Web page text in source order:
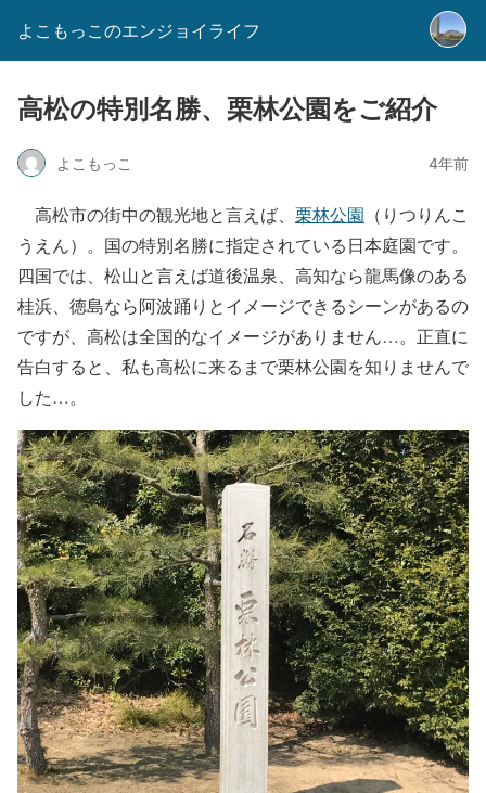
よこもっこのエンジョイライフ
高松の特別名勝、栗林公園をご紹介
よこもっこ 4年前
高松市の街中の観光地と言えば、 栗林公園 （りつりんこ
うえん）。国の特別名勝に指定されている日本庭園です。
四国では、松山と言えば道後温泉、高知なら龍馬像のある
桂浜、徳島なら阿波踊りとイメージできるシーンがあるの
ですが、高松は全国的なイメージがありません…。正直に
告白すると、私も高松に来るまで栗林公園を知りませんで
した…。